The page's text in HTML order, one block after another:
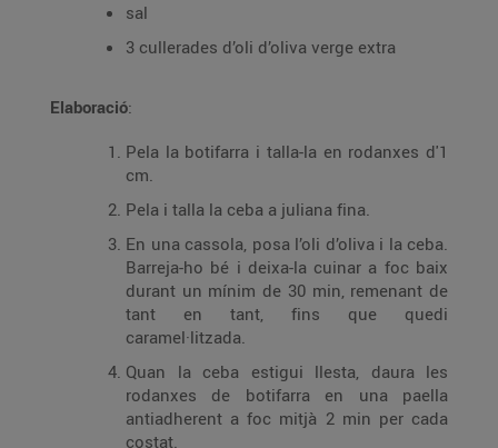
sal
3 cullerades d’oli d’oliva verge extra
Elaboració:
Pela la botifarra i talla-la en rodanxes d'1
cm.
Pela i talla la ceba a juliana fina.
En una cassola, posa l’oli d’oliva i la ceba.
Barreja-ho bé i deixa-la cuinar a foc baix
durant un mínim de 30 min, remenant de
tant en tant, fins que quedi
caramel·litzada.
Quan la ceba estigui llesta, daura les
rodanxes de botifarra en una paella
antiadherent a foc mitjà 2 min per cada
costat.